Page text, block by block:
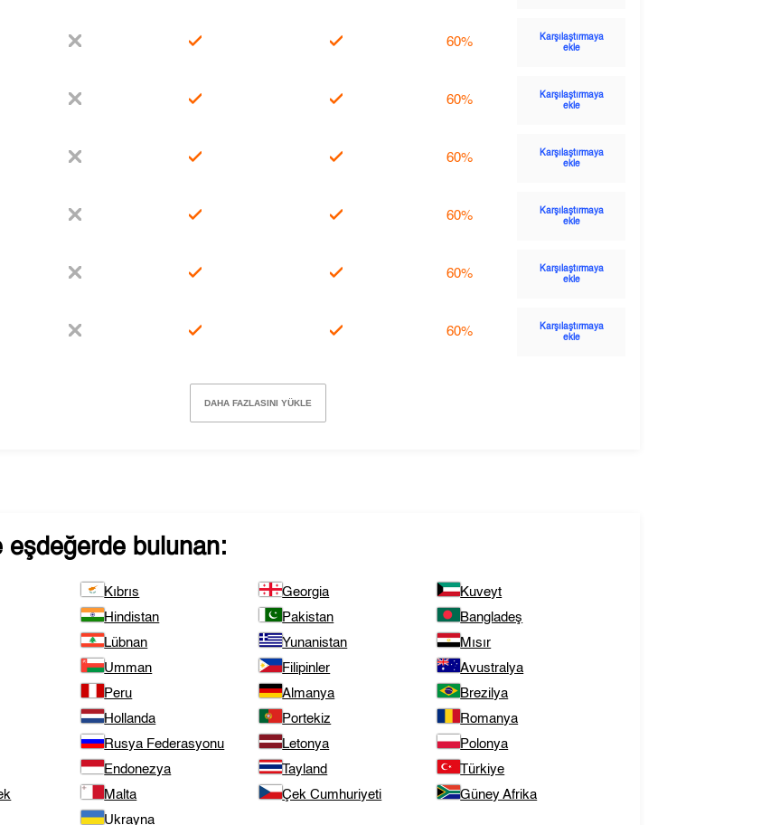
60%
Karşılaştırmaya
ekle
60%
Karşılaştırmaya
ekle
60%
Karşılaştırmaya
ekle
60%
Karşılaştırmaya
ekle
60%
Karşılaştırmaya
ekle
60%
Karşılaştırmaya
ekle
DAHA FAZLASINI YÜKLE
eşdeğerde bulunan:
Kıbrıs Georgia
Kuveyt
Hindistan Pakistan
Bangladeş
Lübnan Yunanistan
Mısır
Umman Filipinler
Avustralya
Peru Almanya
Brezilya
Hollanda Portekiz
Romanya
Rusya Federasyonu Letonya
Polonya
Endonezya Tayland
Türkiye
Malta Çek Cumhuriyeti
Güney Afrika
Ukrayna